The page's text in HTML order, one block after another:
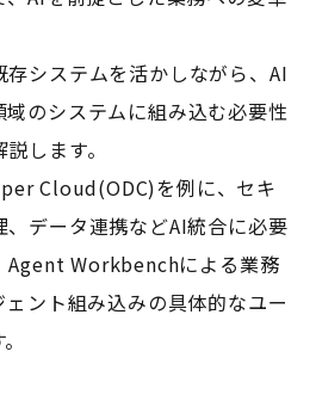
システムを活かしながら、AI
のシステムに組み込む必要性
します。
Cloud(ODC)を例に、セキ
、データ連携などAI統合に必要
Agent Workbenchによる業務
ント組み込みの具体的なユー